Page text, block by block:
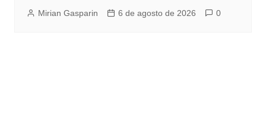
Mirian Gasparin 6 de agosto de 2026 0